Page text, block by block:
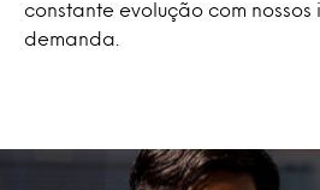
constante evolução com nossos
demanda.